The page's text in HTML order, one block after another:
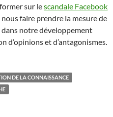
sur lescandale Facebook
faire prendre la mesure de
notre développement
d’opinions et d’antagonismes.
DE LA CONNAISSANCE